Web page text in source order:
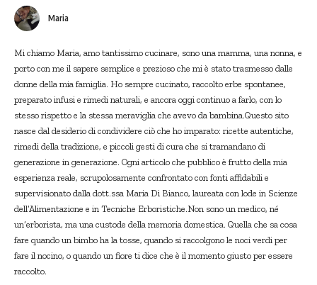
Maria
Mi chiamo Maria, amo tantissimo cucinare, sono una mamma, una nonna, e
porto con me il sapere semplice e prezioso che mi è stato trasmesso dalle
donne della mia famiglia. Ho sempre cucinato, raccolto erbe spontanee,
preparato infusi e rimedi naturali, e ancora oggi continuo a farlo, con lo
stesso rispetto e la stessa meraviglia che avevo da bambina.Questo sito
nasce dal desiderio di condividere ciò che ho imparato: ricette autentiche,
rimedi della tradizione, e piccoli gesti di cura che si tramandano di
generazione in generazione. Ogni articolo che pubblico è frutto della mia
esperienza reale, scrupolosamente confrontato con fonti affidabili e
supervisionato dalla dott.ssa Maria Di Bianco, laureata con lode in Scienze
dell’Alimentazione e in Tecniche Erboristiche.Non sono un medico, né
un’erborista, ma una custode della memoria domestica. Quella che sa cosa
fare quando un bimbo ha la tosse, quando si raccolgono le noci verdi per
fare il nocino, o quando un fiore ti dice che è il momento giusto per essere
raccolto.